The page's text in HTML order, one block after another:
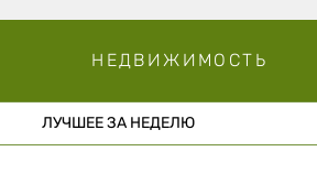
НЕДВИЖИМОСТЬ
ЛУЧШЕЕ ЗА НЕДЕЛЮ